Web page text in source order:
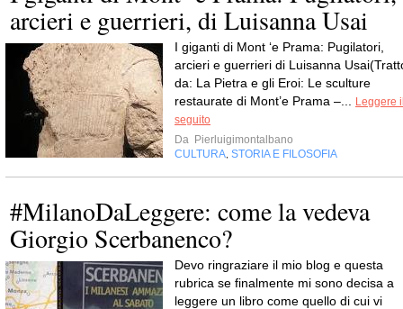
arcieri e guerrieri, di Luisanna Usai
I giganti di Mont ‘e Prama: Pugilatori,
arcieri e guerrieri di Luisanna
da: La Pietra e gli Eroi: Le sculture
restaurate di Mont’e Prama –...
Leggere
seguito
Da Pierluigimontalbano
CULTURA STORIA E FILOSOFIA
#MilanoDaLeggere: come la vedeva
Giorgio Scerbanenco?
Devo ringraziare il mio blog e questa
rubrica se finalmente mi sono decisa a
leggere un libro come quello di cui vi